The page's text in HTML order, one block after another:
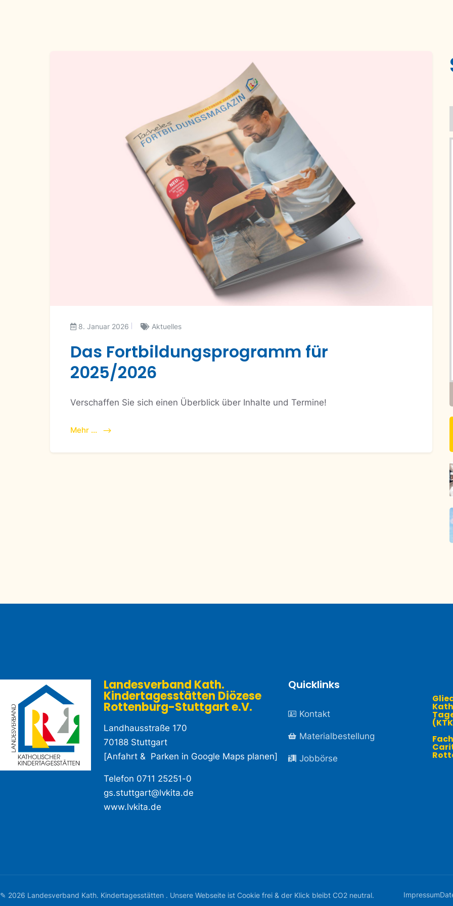
8. Januar 2026 Aktuelles
Das Fortbildungsprogramm für
2025/2026
Verschaffen Sie sich einen Überblick über Inhalte und Termine!
Mehr ...
Landesverband Kath.
Kindertagesstätten Diözese
Rottenburg-Stuttgart e.V. ​
Landhausstraße 170
70188 Stuttgart
[Anfahrt & Parken in Google Maps planen]
Telefon 0711 25251-0
gs.stuttgart@lvkita.de
www.lvkita.de
Quicklinks
Kontakt
Materialbestellung
Jobbörse
✎ 2026 Landesverband Kath. Kindertagesstätten . Unsere Webseite ist Cookie frei & der Klick bleibt CO2 neutral. Impressum